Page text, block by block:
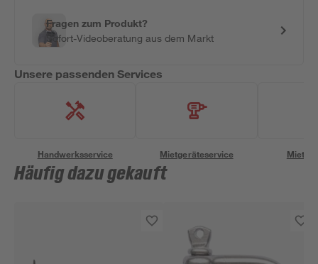
Fragen zum Produkt?
Sofort-Videoberatung aus dem Markt
Unsere passenden Services
Handwerksservice Mietgeräteservice
Häufig dazu gekauft